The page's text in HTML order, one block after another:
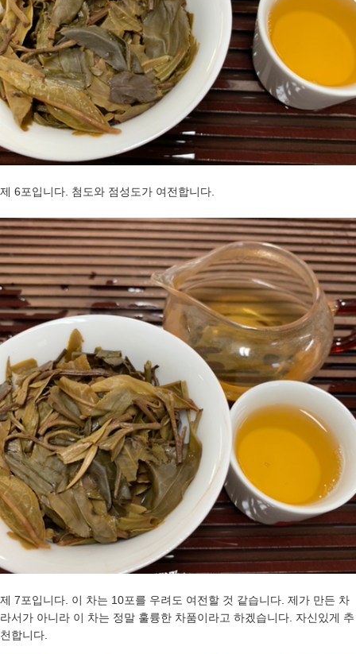
제 6포입니다. 첨도와 점성도가 여전합니다.
제 7포입니다. 이 차는 10포를 우려도 여전할 것 같습니다. 제가 만든 차
라서가 아니라 이 차는 정말 훌륭한 차품이라고 하겠습니다. 자신있게 추
천합니다.